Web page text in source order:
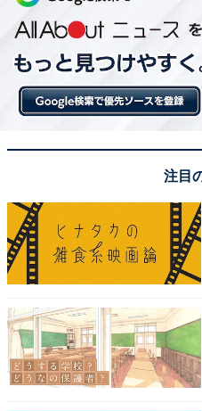
こちらもおすすめ
グルメが魅力
グ！ 2位「夕
【2025年調査】
注目